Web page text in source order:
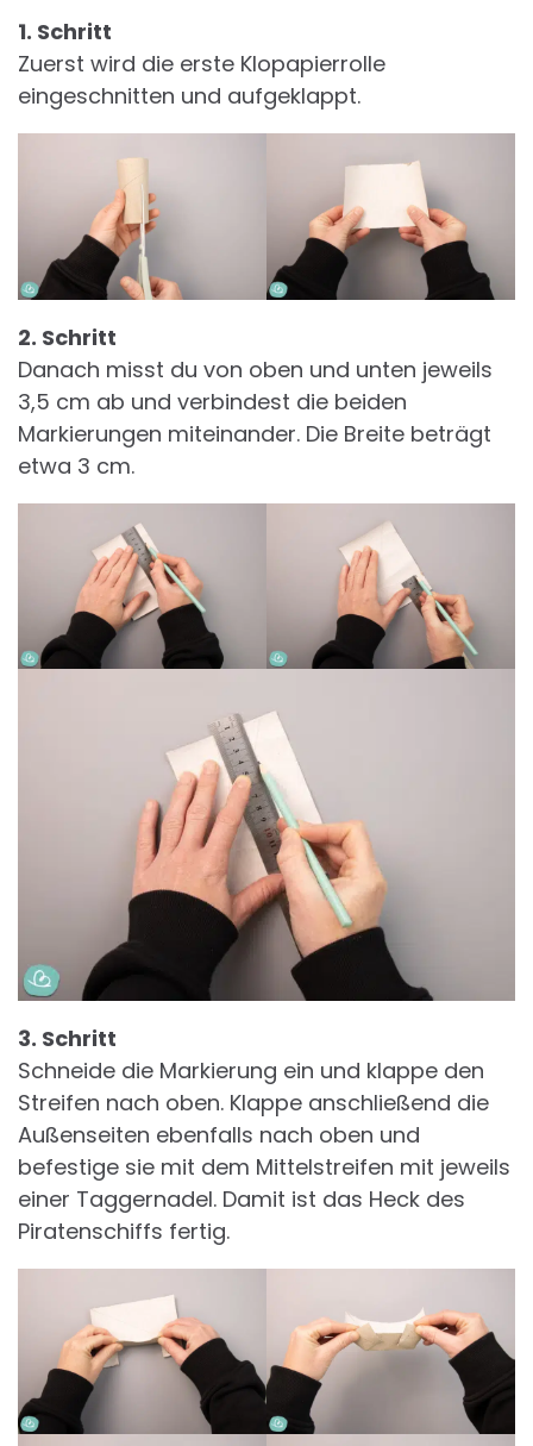
1. Schritt
Zuerst wird die erste Klopapierrolle
eingeschnitten und aufgeklappt.
2. Schritt
Danach misst du von oben und unten jeweils
3,5 cm ab und verbindest die beiden
Markierungen miteinander. Die Breite beträgt
etwa 3 cm.
3. Schritt
Schneide die Markierung ein und klappe den
Streifen nach oben. Klappe anschließend die
Außenseiten ebenfalls nach oben und
befestige sie mit dem Mittelstreifen mit jeweils
einer Taggernadel. Damit ist das Heck des
Piratenschiffs fertig.